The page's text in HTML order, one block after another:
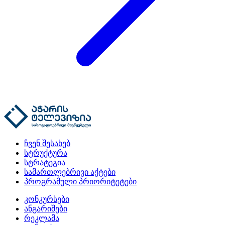
ჩვენ შესახებ
სტრუქტურა
სტრატეგია
სამართლებრივი აქტები
პროგრამული პრიორიტეტები
კონკურსები
ანგარიშები
რეკლამა